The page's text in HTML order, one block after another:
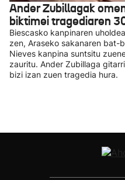
Ander Zubillagak
biktimei tragediaren
Biescasko kanpinaren
zen, Araseko sakanaren
Nieves kanpina suntsitu
zauritu. Ander Zubillaga
bizi izan zuen tragedia hura.